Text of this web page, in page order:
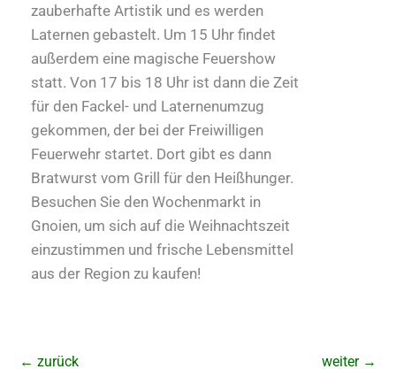
zauberhafte Artistik und es werden
Laternen gebastelt. Um 15 Uhr findet
außerdem eine magische Feuershow
statt. Von 17 bis 18 Uhr ist dann die Zeit
für den Fackel- und Laternenumzug
gekommen, der bei der Freiwilligen
Feuerwehr startet. Dort gibt es dann
Bratwurst vom Grill für den Heißhunger.
Besuchen Sie den Wochenmarkt in
Gnoien, um sich auf die Weihnachtszeit
einzustimmen und frische Lebensmittel
aus der Region zu kaufen!
← zurück weiter →